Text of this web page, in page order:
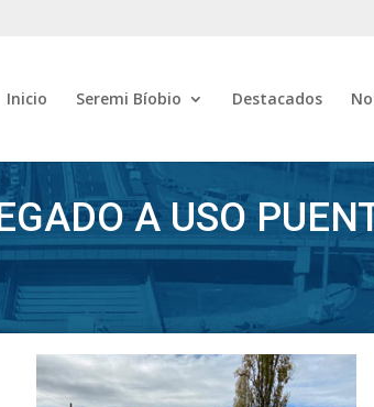
Inicio Seremi Bíobio Destacados
A USO